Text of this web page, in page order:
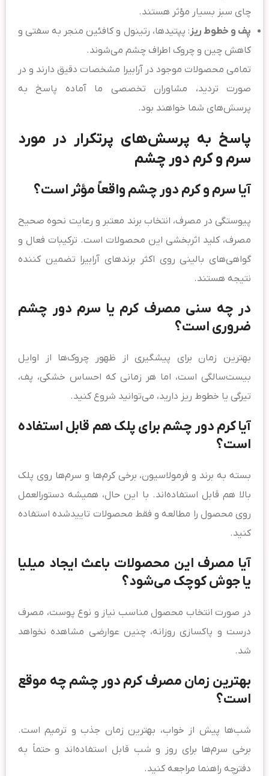
چای سبز بسیار مؤثر هستند.
پف و خطوط ریز: پپتیدها، رتینول و کافئین منجر به سفتی و
کاهش چین و چروک اطراف چشم می‌شوند.
تمامی محصولات موجود در آرابیرا مشخصات دقیق دارند و در
صورت تردید، مشاوران تخصصی ما آماده پاسخ به
پرسش‌های شما خواهند بود.
پاسخ به پرسش‌های پرتکرار در مورد
سرم و کرم دور چشم
آیا سرم و کرم دور چشم واقعاً مؤثر است؟
پیوستگی در مصرف، انتخاب برند معتبر و رعایت نحوه صحیح
مصرف، کلید اثربخشی این محصولات است. ترکیبات فعال و
گواهی‌های بالینی روی اکثر برندهای آرابیرا تضمین کننده
نتیجه هستند.
در چه سنی مصرف کرم یا سرم دور چشم
ضروری است؟
بهترین زمان برای پیشگیری از ظهور چروک‌ها از اوایل
بیست‌سالگی است، اما هر زمانی که احساس خشکی، پف،
تیرگی یا خطوط ریز دارید، می‌توانید شروع کنید.
آیا کرم دور چشم برای پلک هم قابل استفاده
است؟
بسته به برند و فرمولاسیون، برخی کرم‌ها و سرم‌ها روی پلک
بالا هم قابل استفاده‌اند. با این حال، همیشه دستورالعمل
روی محصول را مطالعه و فقط محصولات تاییدشده استفاده
کنید.
آیا مصرف این محصولات باعث ایجاد میلیا
یا جوش کوچک می‌شود؟
در صورت انتخاب محصول مناسب نیاز و نوع پوست، مصرف
درست و پاکسازی روزانه، چنین عوارضی مشاهده نخواهد
شد.
بهترین زمان مصرف کرم دور چشم چه موقع
است؟
شب‌ها پیش از خواب، بهترین زمان جذب و ترمیم است.
برخی سرم‌ها برای روز و شب قابل استفاده‌اند و حتماً به
دفترچه راهنما مراجعه کنید.